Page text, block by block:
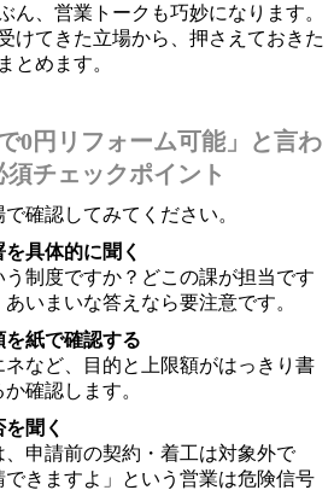
ん、営業トークも巧妙になります。
けてきた立場から、押さえておきた
とめます。
0円リフォーム可能」と言わ
チェックポイント
確認してみてください。
具体的に聞く
う制度ですか？どこの課が担当です
いまいな答えなら要注意です。
紙で確認する
など、目的と上限額がはっきり書
確認します。
聞く
、申請前の契約・着工は対象外で
きますよ」という営業は危険信号